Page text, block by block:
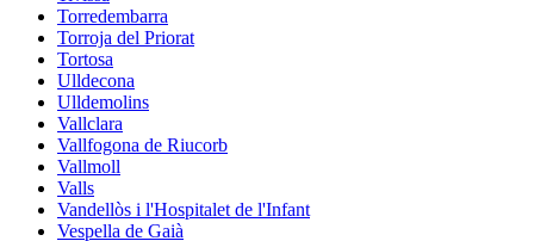
Torredembarra
Torroja del Priorat
Tortosa
Ulldecona
Ulldemolins
Vallclara
Vallfogona de Riucorb
Vallmoll
Valls
Vandellòs i l'Hospitalet de l'Infant
Vespella de Gaià